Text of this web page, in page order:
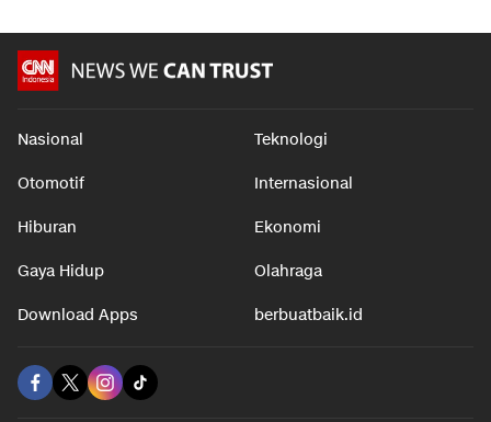
Nasional Teknologi
Otomotif Internasional
Hiburan Ekonomi
Gaya Hidup Olahraga
Download Apps berbuatbaik.id